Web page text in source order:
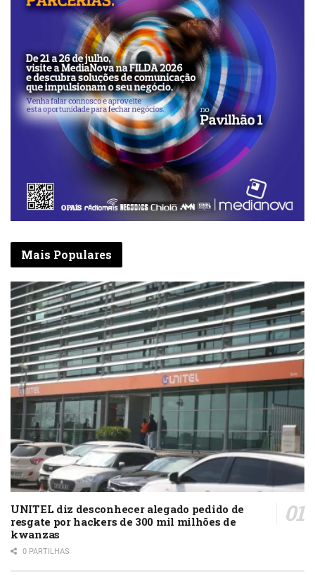
Mais Populares
UNITEL diz desconhecer alegado pedido de
resgate por hackers de 300 mil milhões de
kwanzas
0 PARTILHAS